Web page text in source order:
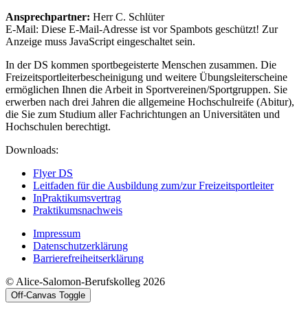
Ansprechpartner: Herr C. Schlüter
E-Mail: Diese E-Mail-Adresse ist vor Spambots geschützt! Zur
Anzeige muss JavaScript eingeschaltet sein.
In der DS kommen sportbegeisterte Menschen zusammen. Die
Freizeitsportleiterbescheinigung und weitere Übungsleiterscheine
ermöglichen Ihnen die Arbeit in Sportvereinen/Sportgruppen. Sie
erwerben nach drei Jahren die allgemeine Hochschulreife (Abitur),
die Sie zum Studium aller Fachrichtungen an Universitäten und
Hochschulen berechtigt.
Downloads:
Flyer DS
Leitfaden für die Ausbildung zum/zur Freizeitsportleiter
InPraktikumsvertrag
Praktikumsnachweis
Impressum
Datenschutzerklärung
Barrierefreiheitserklärung
© Alice-Salomon-Berufskolleg 2026
Off-Canvas Toggle